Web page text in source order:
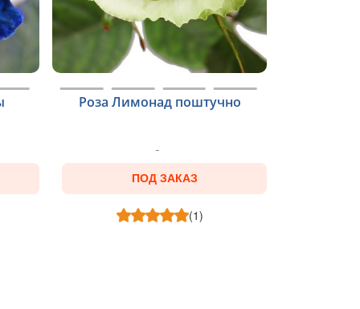
Роза Лимонад поштучно
ПОД ЗАКАЗ
(1)